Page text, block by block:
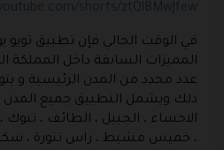
shorts/ztQlBMwJfew
في الوقت الحالي فإن تطبيق تويو
المميزات السابقة داخل المملكة
عدد محدد من المدن الرئيسية و
ذلك ويشمل التطبيق جميع المدن
الاحساء ، الجبيل ، الطائف ، تبوك
، خميس مشيط ، راس تنورة ،